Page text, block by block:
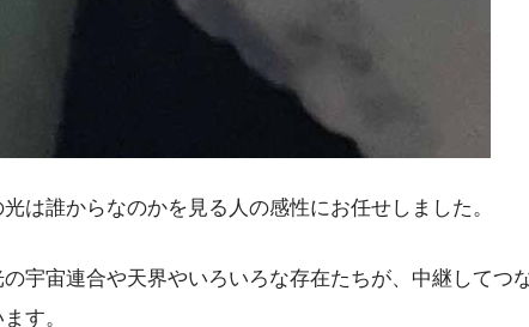
は誰からなのかを見る人の感性にお任せしました。
宇宙連合や天界やいろいろな存在たちが、中継してつ
す。